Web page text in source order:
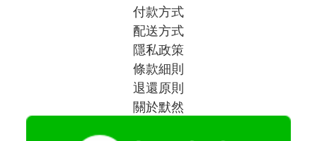
付款方式
配送方式
隱私政策
條款細則
退還原則
關於默然